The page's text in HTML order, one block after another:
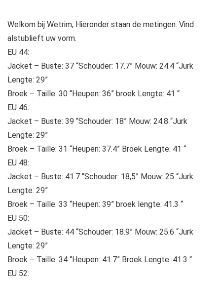
Welkom bij Wetrim, Hieronder staan ​​de metingen. Vind
alstublieft uw vorm.
EU 44:
Jacket – Buste: 37 “Schouder: 17.7” Mouw: 24.4 “Jurk
Lengte: 29”
Broek – Taille: 30 “Heupen: 36” broek Lengte: 41 “
EU 46:
Jacket – Buste: 39 “Schouder: 18” Mouw: 24.8 “Jurk
Lengte: 29”
Broek – Taille: 31 “Heupen: 37.4” Broek Lengte: 41 “
EU 48:
Jacket – Buste: 41.7 “Schouder: 18,5” Mouw: 25 “Jurk
Lengte: 29”
Broek – Taille: 33 “Heupen: 39” broek lengte: 41.3 “
EU 50:
Jacket – Buste: 44 “Schouder: 18.9” Mouw: 25.6 “Jurk
Lengte: 29”
Broek – Taille: 34 “Heupen: 41.7” Broek Lengte: 41.3 “
EU 52: